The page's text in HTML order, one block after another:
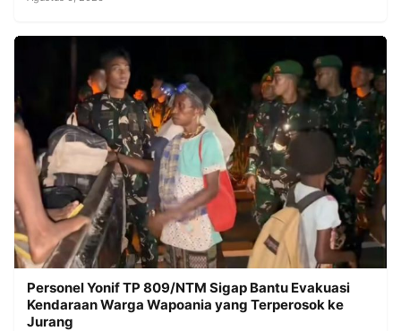
Personel Yonif TP 809/NTM Sigap Bantu Evakuasi
Kendaraan Warga Wapoania yang Terperosok ke
Jurang